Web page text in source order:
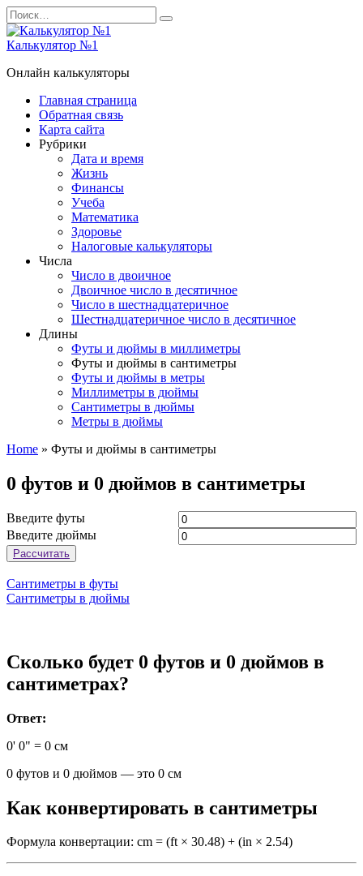
Перейти
к
содержанию
Search
for:
Калькулятор №1
Онлайн калькуляторы
Главная страница
Обратная связь
Карта сайта
Рубрики
Дата и время
Жизнь
Финансы
Учеба
Математика
Здоровье
Налоговые калькуляторы
Числа
Число в двоичное
Двоичное число в десятичное
Число в шестнадцатеричное
Шестнадцатеричное число в десятичное
Длины
Футы и дюймы в миллиметры
Футы и дюймы в сантиметры
Футы и дюймы в метры
Миллиметры в дюймы
Сантиметры в дюймы
Метры в дюймы
Home » Футы и дюймы в сантиметры
0 футов и 0 дюймов в сантиметры
Введите футы
Введите дюймы
Рассчитать
Сантиметры в футы
Сантиметры в дюймы
Сколько будет 0 футов и 0 дюймов в
сантиметрах?
Ответ:
0' 0" = 0 см
0 футов и 0 дюймов — это 0 см
Как конвертировать в сантиметры
Формула конвертации: cm = (ft × 30.48) + (in × 2.54)